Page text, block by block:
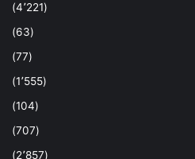
(4٬221)
(63)
(77)
(1٬555)
(104)
(707)
(2٬857)